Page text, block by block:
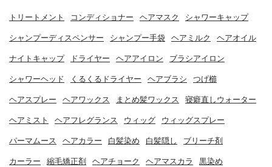
トリートメント コンディショナー ヘアマスク シャワーキャップ
シャンプーディスペンサー シャンプー手袋 ヘアミルク ヘアオイル
ナイトキャップ ドライヤー ヘアアイロン ブラシアイロン
シャワーヘッド くるくるドライヤー ヘアブラシ つげ櫛
ヘアスプレー ヘアワックス まとめ髪ワックス 寝癖直しウォーター
ヘアミスト ヘアフレグランス ウィッグ ウィッグスプレー
パーマムース ヘアカラー 白髪染め 白髪隠し ブリーチ剤
カーラー 縮毛矯正剤 ヘアチョーク ヘアマスカラ 黒染め